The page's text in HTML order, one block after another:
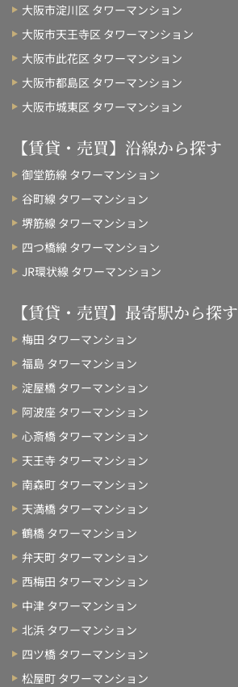
大阪市淀川区 タワーマンション
大阪市天王寺区 タワーマンション
大阪市此花区 タワーマンション
大阪市都島区 タワーマンション
大阪市城東区 タワーマンション
【賃貸・売買】沿線から探す
御堂筋線 タワーマンション
谷町線 タワーマンション
堺筋線 タワーマンション
四つ橋線 タワーマンション
JR環状線 タワーマンション
【賃貸・売買】最寄駅から探す
梅田 タワーマンション
福島 タワーマンション
淀屋橋 タワーマンション
阿波座 タワーマンション
心斎橋 タワーマンション
天王寺 タワーマンション
南森町 タワーマンション
天満橋 タワーマンション
鶴橋 タワーマンション
弁天町 タワーマンション
西梅田 タワーマンション
中津 タワーマンション
北浜 タワーマンション
四ツ橋 タワーマンション
松屋町 タワーマンション